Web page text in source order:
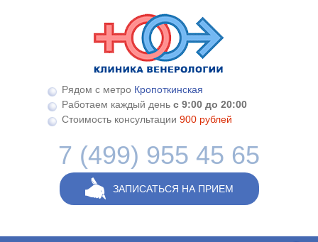
Рядом с метро Кропоткинская
Работаем каждый день с 9:00 до 20:00
Стоимость консультации 900 рублей
7 (499) 955 45 65
ЗАПИСАТЬСЯ НА ПРИЕМ